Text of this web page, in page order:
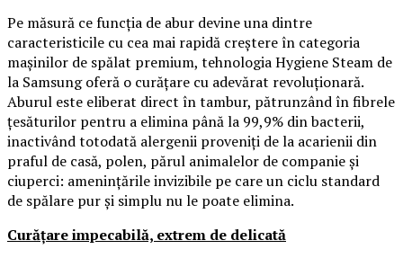
Pe măsură ce funcția de abur devine una dintre
caracteristicile cu cea mai rapidă creștere în categoria
mașinilor de spălat premium, tehnologia Hygiene Steam de
la Samsung oferă o curățare cu adevărat revoluționară.
Aburul este eliberat direct în tambur, pătrunzând în fibrele
țesăturilor pentru a elimina până la 99,9% din bacterii,
inactivând totodată alergenii proveniți de la acarienii din
praful de casă, polen, părul animalelor de companie și
ciuperci: amenințările invizibile pe care un ciclu standard
de spălare pur și simplu nu le poate elimina.
Curățare impecabilă, extrem de delicată